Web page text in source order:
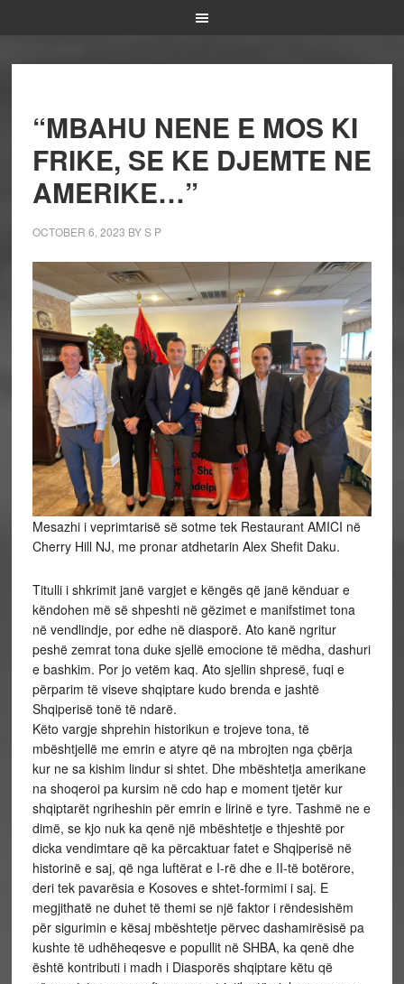
“MBAHU NENE E MOS KI
FRIKE, SE KE DJEMTE NE
AMERIKE…”
OCTOBER 6, 2023 BYS P
Mesazhi i veprimtarisë së sotme tek Restaurant AMICI në
Cherry Hill NJ, me pronar atdhetarin Alex Shefit Daku.
Titulli i shkrimit janë vargjet e këngës që janë kënduar e
këndohen më së shpeshti në gëzimet e manifstimet tona
në vendlindje, por edhe në diasporë. Ato kanë ngritur
peshë zemrat tona duke sjellë emocione të mëdha, dashuri
e bashkim. Por jo vetëm kaq. Ato sjellin shpresë, fuqi e
përparim të viseve shqiptare kudo brenda e jashtë
Shqiperisë tonë të ndarë.
Këto vargje shprehin historikun e trojeve tona, të
mbështjellë me emrin e atyre që na mbrojten nga çbërja
kur ne sa kishim lindur si shtet. Dhe mbështetja amerikane
na shoqeroi pa kursim në cdo hap e moment tjetër kur
shqiptarët ngriheshin për emrin e lirinë e tyre. Tashmë ne e
dimë, se kjo nuk ka qenë një mbështetje e thjeshtë por
dicka vendimtare që ka përcaktuar fatet e Shqiperisë në
historinë e saj, që nga luftërat e I-rë dhe e II-të botërore,
deri tek pavarësia e Kosoves e shtet-formimi i saj. E
megjithatë ne duhet të themi se një faktor i rëndesishëm
për sigurimin e kësaj mbështetje përvec dashamirësisë pa
kushte të udhëheqesve e popullit në SHBA, ka qenë dhe
është kontributi i madh i Diasporës shqiptare këtu që